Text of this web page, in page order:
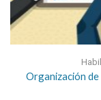
Organización de